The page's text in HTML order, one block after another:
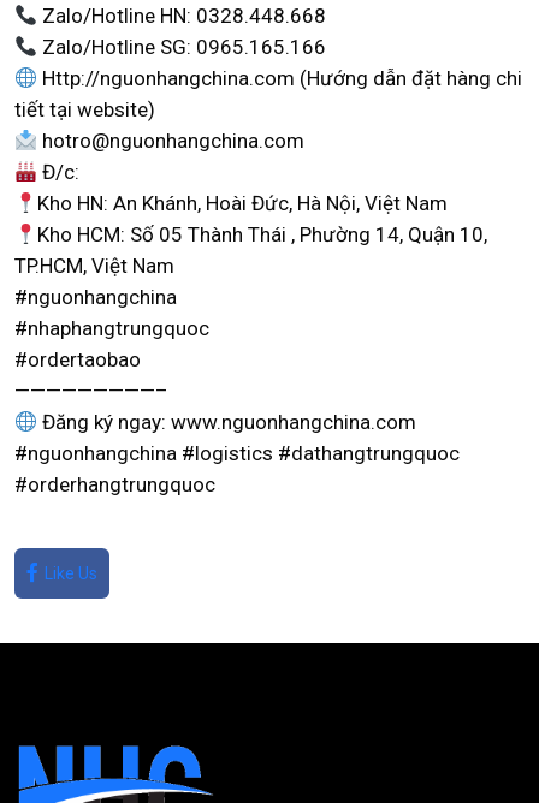
Zalo/Hotline HN: 0328.448.668
Zalo/Hotline SG: 0965.165.166
Http://nguonhangchina.com (Hướng dẫn đặt hàng chi
tiết tại website)
hotro@nguonhangchina.com
Đ/c:
Kho HN: An Khánh, Hoài Đức, Hà Nội, Việt Nam
Kho HCM: Số 05 Thành Thái , Phường 14, Quận 10,
TP.HCM, Việt Nam
#nguonhangchina
#nhaphangtrungquoc
#ordertaobao
—————————–
Đăng ký ngay: www.nguonhangchina.com
#nguonhangchina #logistics #dathangtrungquoc
#orderhangtrungquoc
Like Us